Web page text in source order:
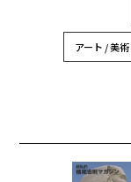
アート / 美